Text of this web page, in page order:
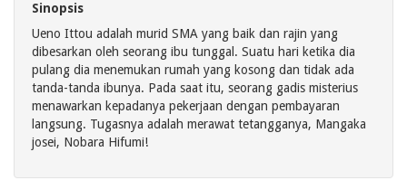
Sinopsis
Ueno Ittou adalah murid SMA yang baik dan rajin yang
dibesarkan oleh seorang ibu tunggal. Suatu hari ketika dia
pulang dia menemukan rumah yang kosong dan tidak ada
tanda-tanda ibunya. Pada saat itu, seorang gadis misterius
menawarkan kepadanya pekerjaan dengan pembayaran
langsung. Tugasnya adalah merawat tetangganya, Mangaka
josei, Nobara Hifumi!